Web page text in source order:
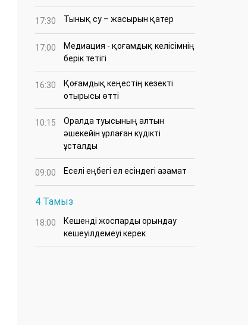
17:30 Тынық су – жасырын қатер
17:00
Медиация - қоғамдық келісімнің
берік тетігі
16:30
Қоғамдық кеңестің кезекті
отырысы өтті
10:15
Оралда туысының алтын
әшекейін ұрлаған күдікті
ұсталды
09:00 Еселі еңбегі ел есіндегі азамат
4 Тамыз
18:00
Кешенді жоспарды орындау
кешеуілдемеуі керек